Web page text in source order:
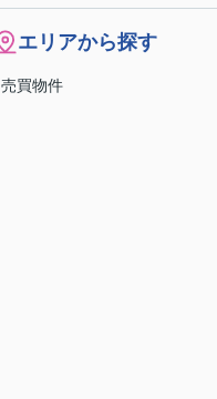
エリアから探す
売買物件